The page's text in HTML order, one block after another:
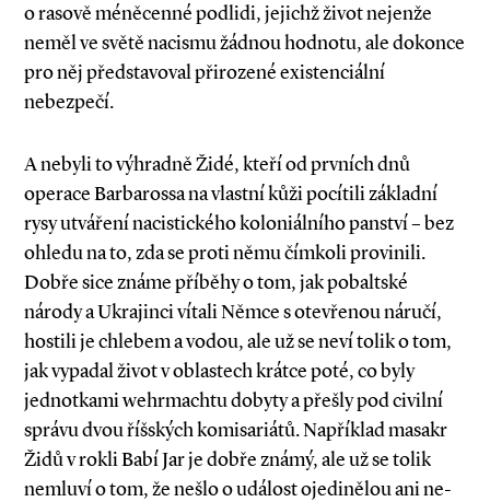
o rasově méněcenné podlidi, jejichž život nejenže
neměl ve světě nacismu žádnou hodnotu, ale dokonce
pro něj představoval přirozené existenciální
nebezpečí.
A nebyli to výhradně Židé, kteří od prvních dnů
operace Barbarossa na vlastní kůži pocítili základní
rysy utváření nacistického koloniál­ního panství – bez
ohledu na to, zda se proti němu čímkoli provinili.
Dobře sice známe příběhy o tom, jak pobaltské
národy a Ukrajinci vítali Němce s otevřenou náručí,
hostili je chlebem a vodou, ale už se neví tolik o tom,
jak vypadal život v oblastech krátce poté, co byly
jednotkami wehrmachtu dobyty a přešly pod civilní
správu dvou říšských komisariátů. Například masakr
Židů v rokli Babí Jar je dobře známý, ale už se tolik
nemluví o tom, že nešlo o událost ojedinělou ani ne­­